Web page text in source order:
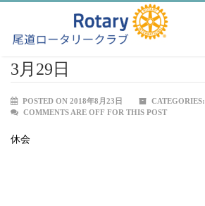
3月29日
POSTED ON 2018年8月23日
CATEGORIES:
COMMENTS ARE OFF FOR THIS POST
休会